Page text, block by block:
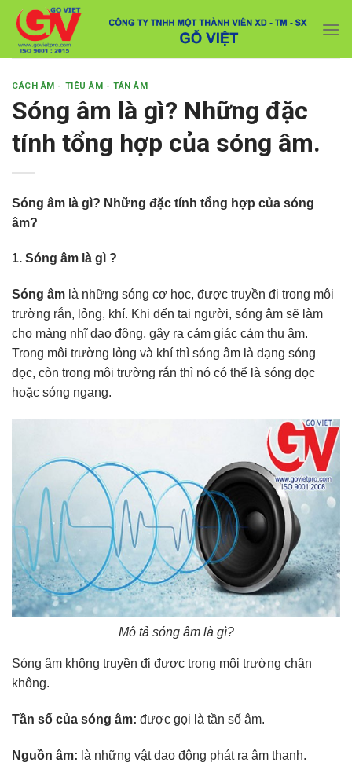
Skip
content
CÁCH ÂM - TIÊU ÂM - TÁN ÂM
Sóng âm là gì? Những đặc
tính tổng hợp của sóng âm.
Sóng âm là gì? Những đặc tính tổng hợp của sóng
âm?
1. Sóng âm là gì ?
Sóng âm là những sóng cơ học, được truyền đi trong môi
trường rắn, lỏng, khí. Khi đến tai người, sóng âm sẽ làm
cho màng nhĩ dao động, gây ra cảm giác cảm thụ âm.
Trong môi trường lỏng và khí thì sóng âm là dạng sóng
dọc, còn trong môi trường rắn thì nó có thể là sóng dọc
hoặc sóng ngang.
Mô tả sóng âm là gì?
Sóng âm không truyền đi được trong môi trường chân
không.
Tần số của sóng âm: được gọi là tần số âm.
Nguồn âm: là những vật dao động phát ra âm thanh.
Với đơn hàng số lượng lớn, Quý khách hàng vui
lòng liên hệ hotline 0916 099 169 để được hỗ trợ
Close